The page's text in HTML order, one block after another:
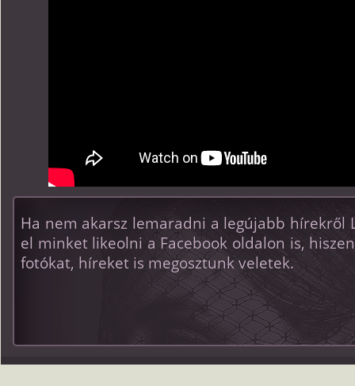
Ha nem akarsz lemaradni a legújabb hírekről
el minket likeolni a Facebook oldalon is,
fotókat, híreket is megosztunk veletek.